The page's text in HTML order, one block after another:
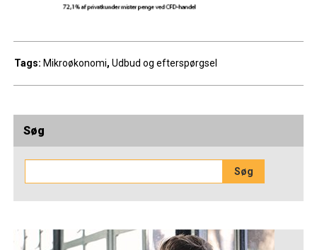
Tags: Mikroøkonomi,Udbud og efterspørgsel
Søg